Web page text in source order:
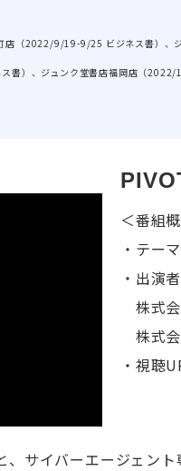
（2022/9/19-9/25 ビジネス書）
書）、ジュンク堂書店福岡店（2022/
＜番組
・テー
・出演者
株式
株式
・視聴
、サイバーエージェン